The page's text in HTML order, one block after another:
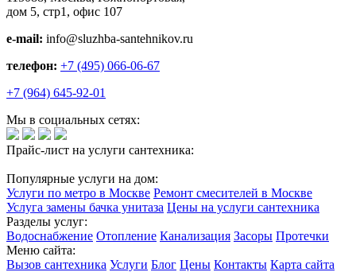
дом 5, стр1, офис 107
e-mail: info@sluzhba-santehnikov.ru
телефон: +7 (495) 066-06-67
+7 (964) 645-92-01
Мы в социальных сетях:
Прайс-лист на услуги сантехника:
Популярные услуги на дом:
Услуги по метро в Москве Ремонт смесителей в Москве
Услуга замены бачка унитаза Цены на услуги сантехника
Разделы услуг:
Водоснабжение Отопление Канализация Засоры Протечки
Меню сайта:
Вызов сантехника Услуги Блог Цены Контакты Карта сайта